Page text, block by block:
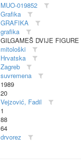
MUO-019852
Grafika
GRAFIKA
grafika
GILGAMEŠ DVIJE FIGURE
mitološki
Hrvatska
Zagreb
suvremena
1989
20
Vejzović, Fadil
1
88
64
drvorez